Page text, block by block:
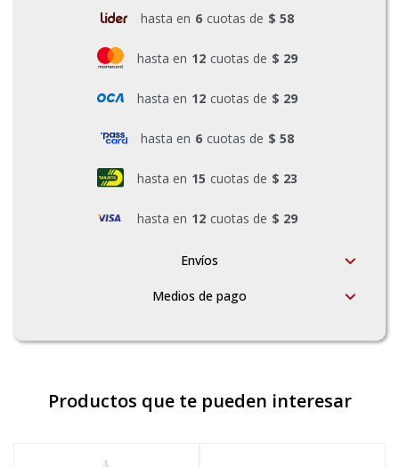
hasta en 6 cuotas de $ 58
hasta en 12 cuotas de $ 29
hasta en 12 cuotas de $ 29
hasta en 6 cuotas de $ 58
hasta en 15 cuotas de $ 23
hasta en 12 cuotas de $ 29
Envíos
Medios de pago
Productos que te pueden interesar
Piscinas e Inflables